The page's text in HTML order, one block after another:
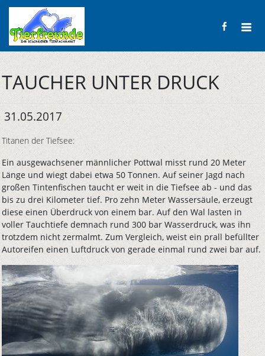
TAUCHER UNTER DRUCK
31.05.2017
Titanen der Tiefsee:
Ein ausgewachsener männlicher Pottwal misst rund 20 Meter
Länge und wiegt dabei etwa 50 Tonnen. Auf seiner Jagd nach
großen Tintenfischen taucht er weit in die Tiefsee ab - und das
bis zu drei Kilometer tief. Pro zehn Meter Wassersäule, erzeugt
diese einen Überdruck von einem bar. Auf den Wal lasten in
voller Tauchtiefe demnach rund 300 bar Wasserdruck, was ihn
trotzdem nicht zermalmt. Zum Vergleich, weist ein prall befüllter
Autoreifen einen Luftdruck von gerade einmal rund zwei bar auf.